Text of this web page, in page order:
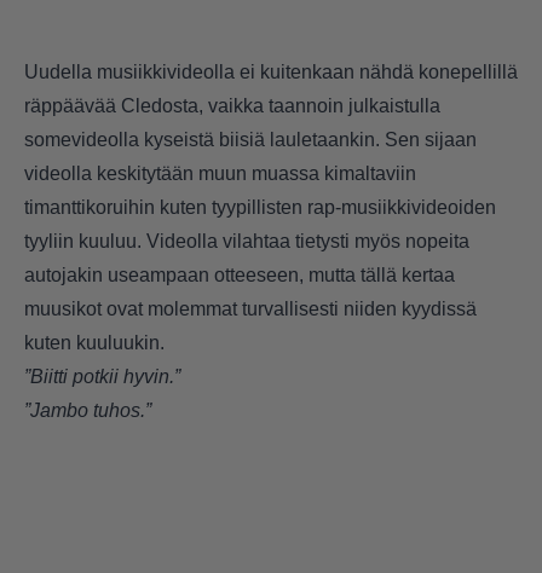
Uudella musiikkivideolla ei kuitenkaan nähdä konepellillä
räppäävää Cledosta, vaikka taannoin julkaistulla
somevideolla kyseistä biisiä lauletaankin. Sen sijaan
videolla keskitytään muun muassa kimaltaviin
timanttikoruihin kuten tyypillisten rap-musiikkivideoiden
tyyliin kuuluu. Videolla vilahtaa tietysti myös nopeita
autojakin useampaan otteeseen, mutta tällä kertaa
muusikot ovat molemmat turvallisesti niiden kyydissä
kuten kuuluukin.
”Biitti potkii hyvin.”
”Jambo tuhos.”